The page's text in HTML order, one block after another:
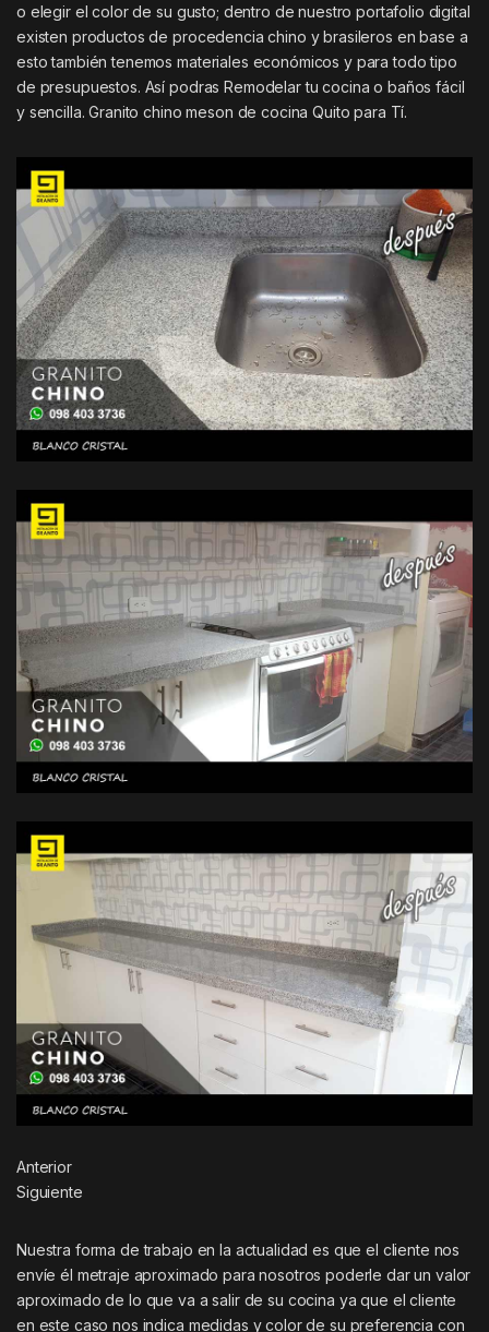
o elegir el color de su gusto; dentro de nuestro portafolio digital
existen productos de procedencia chino y brasileros en base a
esto también tenemos materiales económicos y para todo tipo
de presupuestos. Así podras Remodelar tu cocina o baños fácil
y sencilla. Granito chino meson de cocina Quito para Tí.
Anterior
Siguiente
Nuestra forma de trabajo en la actualidad es que el cliente nos
envíe él metraje aproximado para nosotros poderle dar un valor
aproximado de lo que va a salir de su cocina ya que el cliente
en este caso nos indica medidas y color de su preferencia con